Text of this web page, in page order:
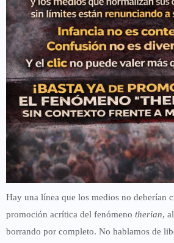
Hay una línea que los medios no deberían
promoción acrítica del fenómeno therian,
borrando por completo. No hablamos de